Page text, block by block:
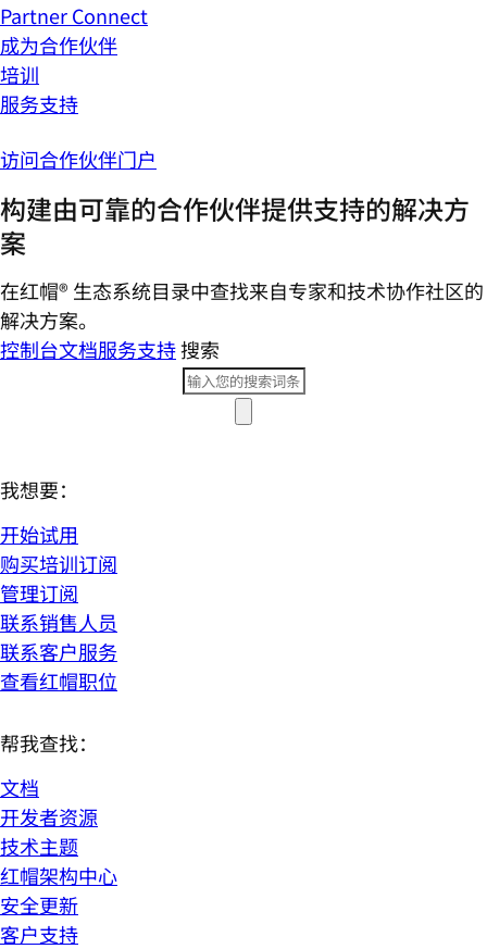
Partner Connect
成为合作伙伴
培训
服务支持
访问合作伙伴门户
构建由可靠的合作伙伴提供支持的解决方
案
在红帽® 生态系统目录中查找来自专家和技术协作社区的
解决方案。
控制台文档服务支持搜索
我想要：
开始试用
购买培训订阅
管理订阅
联系销售人员
联系客户服务
查看红帽职位
帮我查找：
文档
开发者资源
技术主题
红帽架构中心
安全更新
客户支持